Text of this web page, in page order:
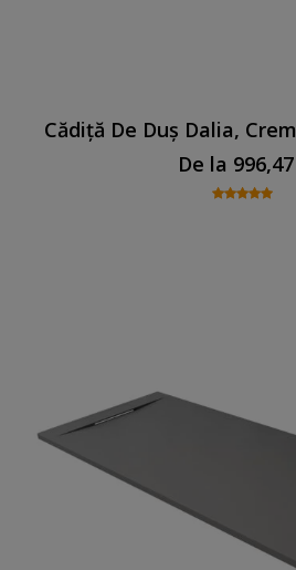
Cădiță De Duș Dalia,
De la 996,47